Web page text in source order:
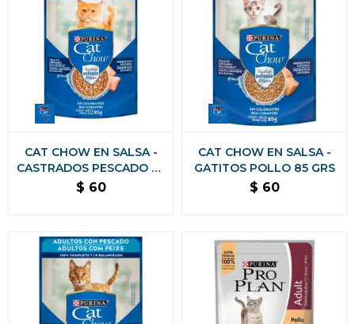
CAT CHOW EN SALSA -
CASTRADOS PESCADO 85
GRS
$ 60
CAT CHOW EN SALSA -
GATITOS POLLO 85 GRS
$ 60